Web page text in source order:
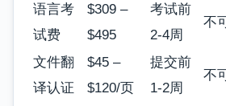
语言考
试费
$309 –
$495
考试前
2-4周
不
文件翻
译认证
$45 –
$120/页
提交前
1-2周
不